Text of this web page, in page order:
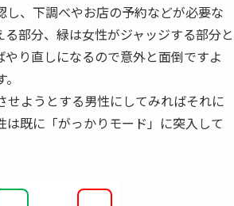
、下調べやお店の予約などが必要な
部分、緑は女性がジャッジする部分と
り直しになるので意外と面倒ですよ
ようとする男性にしてみればそれに
既に「がっかりモード」に突入して